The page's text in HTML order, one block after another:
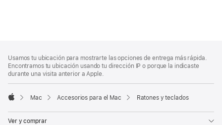
a
pie
de
página
al
pie
Usamos tu ubicación para mostrarte las opciones de entrega más rápida.
Encontramos tu ubicación usando tu dirección IP o porque la indicaste
durante una visita anterior a Apple.
Mac Accesorios para el Mac Ratones y teclados
Ver y comprar